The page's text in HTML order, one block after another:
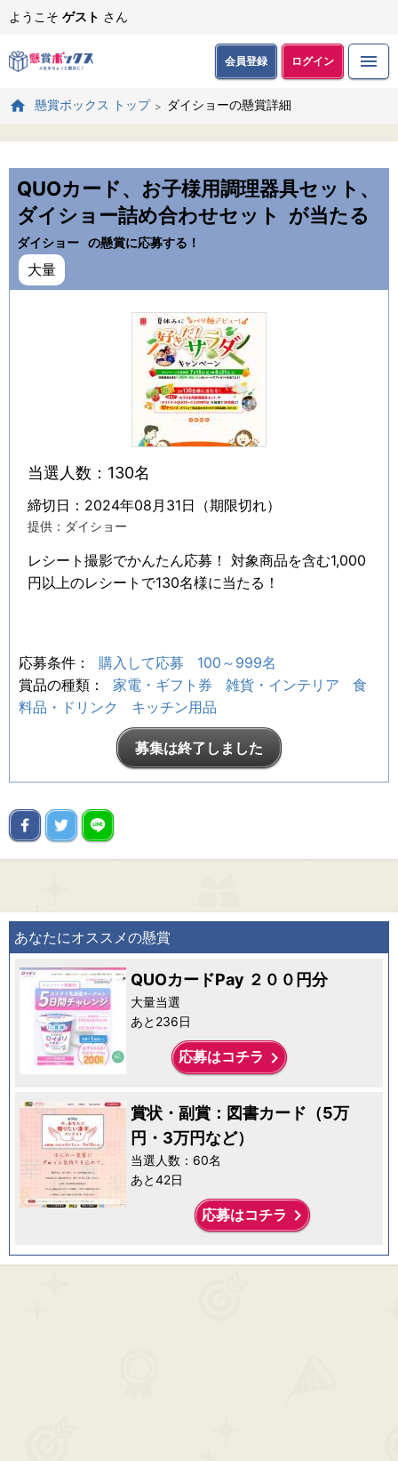
ようこそ ゲスト さん
会員登録 ログイン
懸賞ボックス トップ ダイショーの懸賞詳細
QUOカード、お子様用調理器具セット、
ダイショー詰め合わせセット
が当たる
ダイショー の懸賞に応募する！
大量
当選人数：130名
締切日：2024年08月31日（期限切れ）
提供：ダイショー
レシート撮影でかんたん応募！ 対象商品を含む1,000
円以上のレシートで130名様に当たる！
応募条件： 購入して応募
100～999名
賞品の種類：
家電・ギフト券 雑貨・インテリア
食
料品・ドリンク
キッチン用品
募集は終了しました
あなたにオススメの懸賞
QUOカードPay ２００円分
大量当選
あと236日
応募はコチラ keyboard_arrow_right
賞状・副賞：図書カード（5万
円・3万円など）
当選人数：60名
あと42日
応募はコチラ keyboard_arrow_right